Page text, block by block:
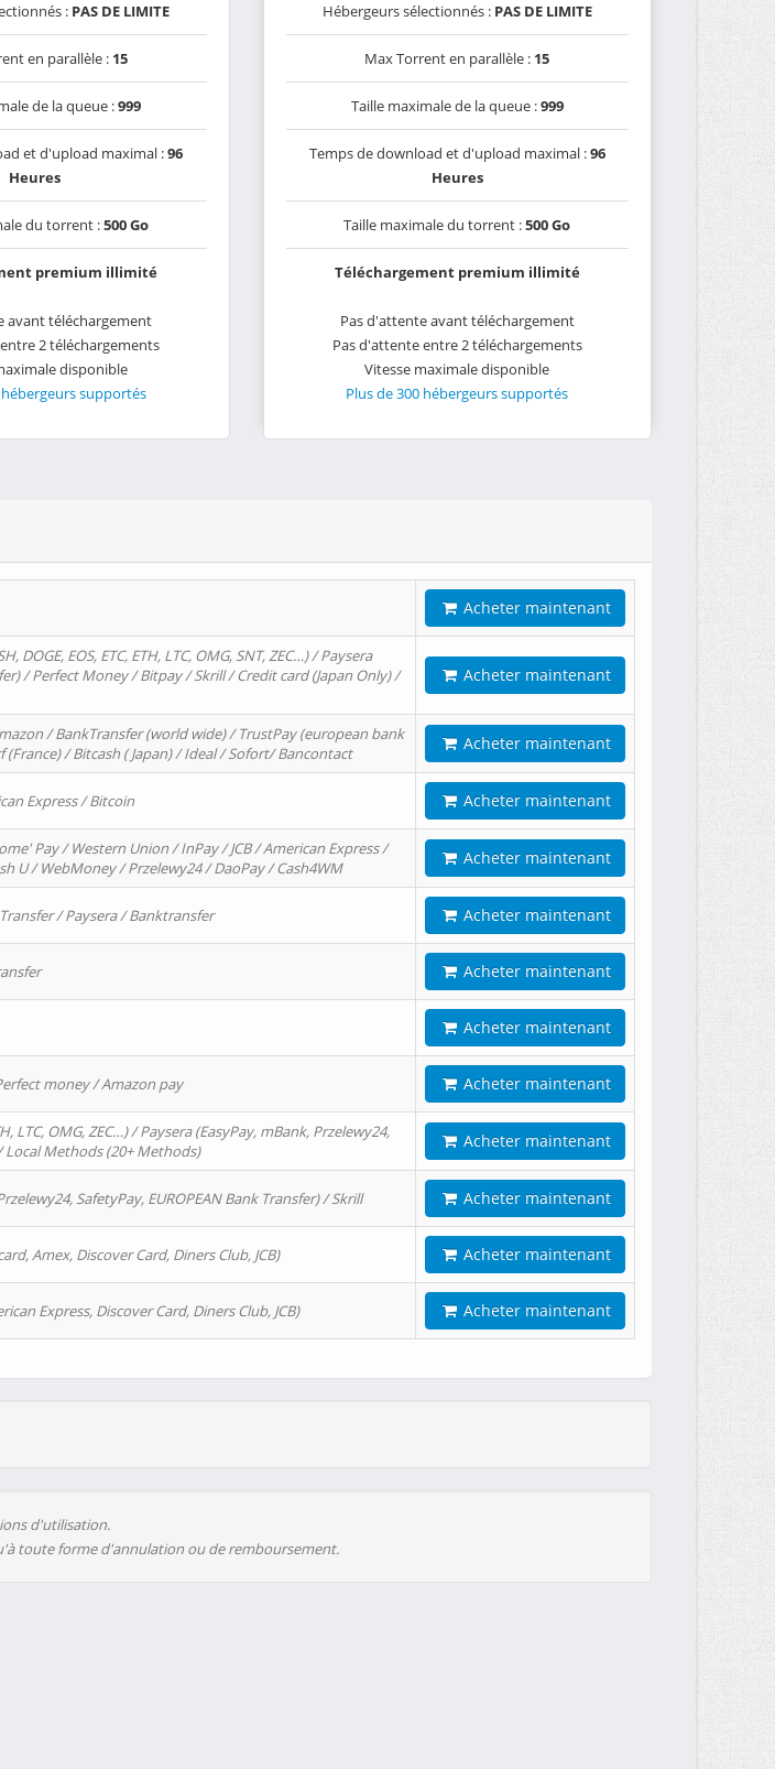
: PAS DE LIMITE
en parallèle : 15
de la queue :999
et d'upload maximal :96
Heures
du torrent :500 Go
premium illimité
avant téléchargement
2 téléchargements
disponible
hébergeurs supportés
Hébergeurs sélectionnés : PAS DE LIMITE
Max Torrent en parallèle : 15
Taille maximale de la queue :999
Temps de download et d'upload maximal :96
Heures
Taille maximale du torrent :500 Go
Téléchargement premium illimité
Pas d'attente avant téléchargement
Pas d'attente entre 2 téléchargements
Vitesse maximale disponible
Plus de 300 hébergeurs supportés
Acheter maintenant
EOS, ETC, ETH, LTC, OMG, SNT, ZEC…) / Paysera
/ Perfect Money / Bitpay / Skrill / Credit card (Japan Only) /
Acheter maintenant
/ BankTransfer (world wide) / TrustPay (european bank
/ Bitcash ( Japan) / Ideal / Sofort/ Bancontact
Acheter maintenant
Express / Bitcoin Acheter maintenant
Pay / Western Union / InPay / JCB / American Express /
U / WebMoney / Przelewy24 / DaoPay / Cash4WM
Acheter maintenant
/ Paysera / Banktransfer Acheter maintenant
Acheter maintenant
Acheter maintenant
money / Amazon pay Acheter maintenant
LTC, OMG, ZEC…) / Paysera (EasyPay, mBank, Przelewy24,
Local Methods (20+ Methods)
Acheter maintenant
SafetyPay, EUROPEAN Bank Transfer) / Skrill Acheter maintenant
Amex, Discover Card, Diners Club, JCB) Acheter maintenant
Express, Discover Card, Diners Club, JCB) Acheter maintenant
d'utilisation.
toute forme d'annulation ou de remboursement.